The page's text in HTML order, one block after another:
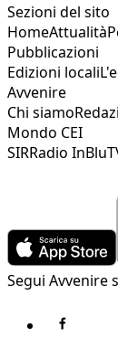
Sezioni del sito
HomeAttualità
Pubblicazioni
Edizioni locali
Avvenire
Chi siamo
Mondo CEI
SIRRadio InBlu
Segui Avvenire